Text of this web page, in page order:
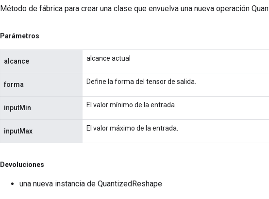
Método de fábrica para crear una clase que envuelva una nueva operación
Parámetros
alcance alcance actual
forma Define la forma del tensor de salida.
inputMin El valor mínimo de la entrada.
inputMax El valor máximo de la entrada.
Devoluciones
una nueva instancia de QuantizedReshape